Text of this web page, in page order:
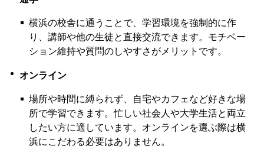
横浜の校舎に通うことで、学習環境を強制的に作
り、講師や他の生徒と直接交流できます。モチベー
ション維持や質問のしやすさがメリットです。
オンライン
場所や時間に縛られず、自宅やカフェなど好きな場
所で学習できます。忙しい社会人や大学生活と両立
したい方に適しています。オンラインを選ぶ際は横
浜にこだわる必要はありません。